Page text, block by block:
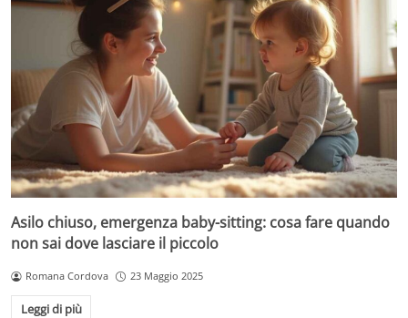
Asilo chiuso, emergenza baby-sitting: cosa fare quando
non sai dove lasciare il piccolo
Romana Cordova 23 Maggio 2025
Leggi di più